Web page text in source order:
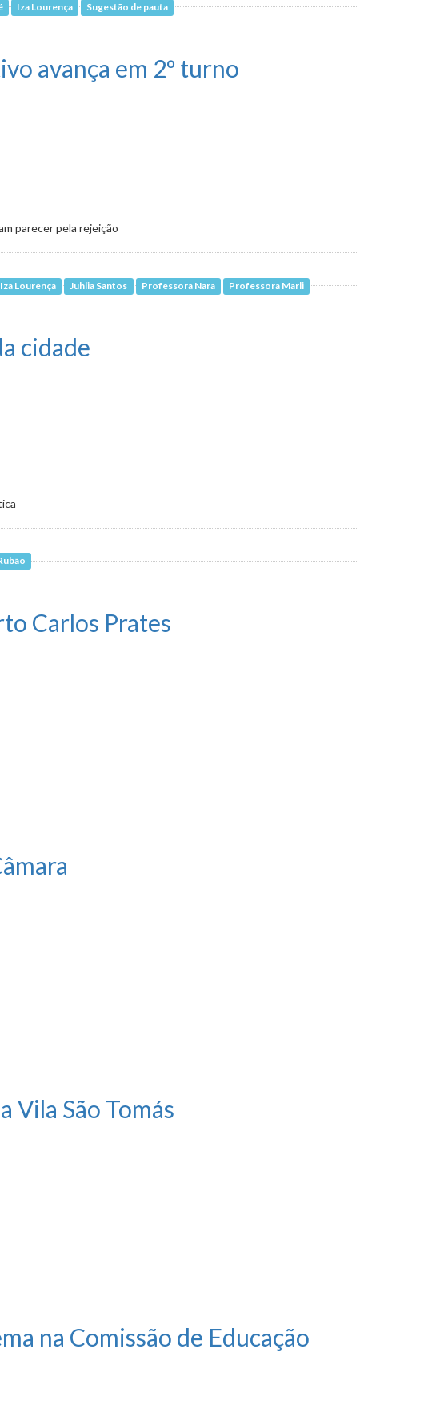
Iza Lourença Sugestão de pauta
avança em 2º turno
parecer pela rejeição
Iza Lourença Juhlia Santos Professora Nara
Professora Marli
cidade
Carlos Prates
Vila São Tomás
na Comissão de Educação